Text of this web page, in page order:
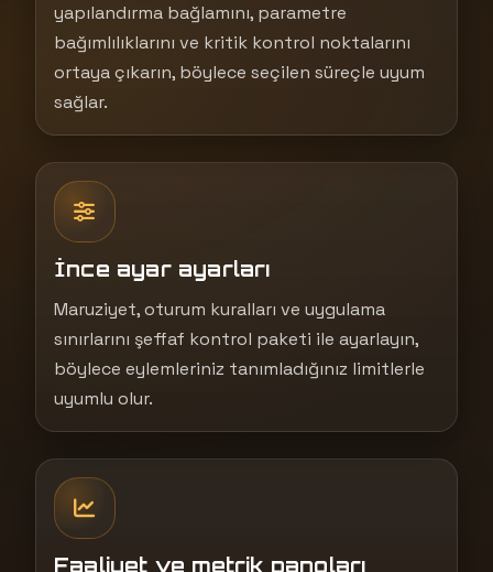
yapılandırma bağlamını, parametre
bağımlılıklarını ve kritik kontrol noktalarını
ortaya çıkarın, böylece seçilen süreçle uyum
sağlar.
İnce ayar ayarları
Maruziyet, oturum kuralları ve uygulama
sınırlarını şeffaf kontrol paketi ile ayarlayın,
böylece eylemleriniz tanımladığınız limitlerle
uyumlu olur.
Faaliyet ve metrik panoları